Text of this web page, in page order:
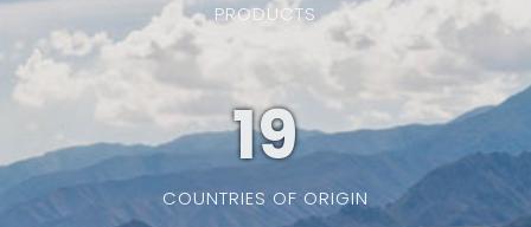
PRODUCTS
19
COUNTRIES OF ORIGIN